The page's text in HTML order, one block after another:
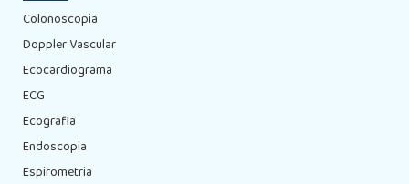
Colonoscopia
Doppler Vascular
Ecocardiograma
ECG
Ecografia
Endoscopia
Espirometria